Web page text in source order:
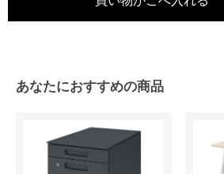
あなたにおすすめの商品